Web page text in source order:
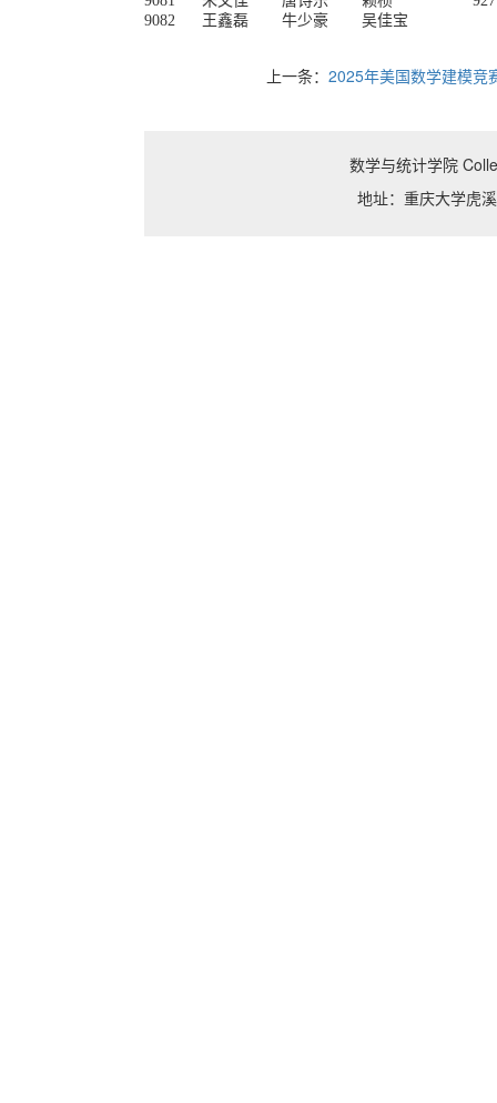
9082
王鑫磊 牛少豪 吴佳宝
上一条： 2025年美国数学建模竞
数学与统计学院
地址：重庆大学虎